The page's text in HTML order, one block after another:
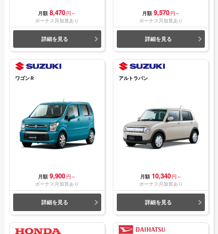
月額 8,470 円～
ボーナス月加算あり
詳細を見る
月額 9,570 円～
ボーナス月加算あり
詳細を見る
ワゴンＲ
月額 9,900 円～
ボーナス月加算あり
詳細を見る
アルトラパン
月額 10,340 円～
ボーナス月加算あり
詳細を見る